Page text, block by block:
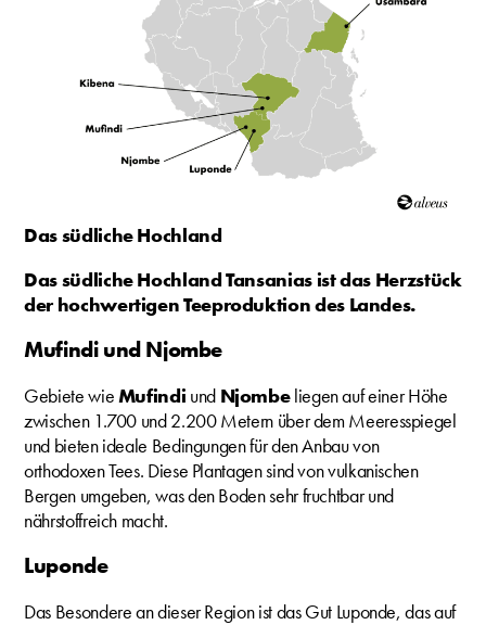
Das südliche Hochland
Das südliche Hochland Tansanias ist das Herzstück
der hochwertigen Teeproduktion des Landes.
Mufindi und Njombe
Gebiete wieMufindi und Njombeliegen auf einer Höhe
zwischen 1.700 und 2.200 Metern über dem Meeresspiegel
und bieten ideale Bedingungen für den Anbau von
orthodoxen Tees. Diese Plantagen sind von vulkanischen
Bergen umgeben, was den Boden sehr fruchtbar und
nährstoffreich macht.
Luponde
Das Besondere an dieser Region ist das Gut Luponde, das auf